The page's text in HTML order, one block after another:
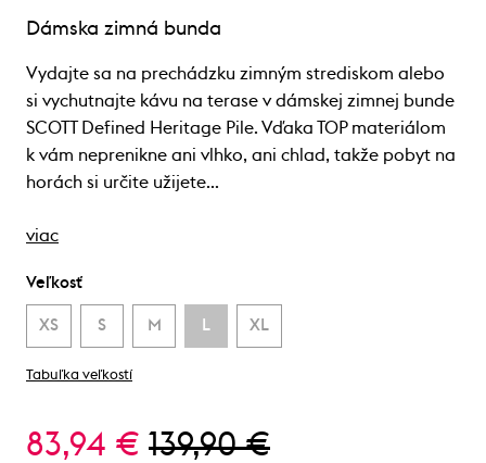
Dámska zimná bunda
Vydajte sa na prechádzku zimným strediskom alebo
si vychutnajte kávu na terase v dámskej zimnej bunde
SCOTT Defined Heritage Pile. Vďaka TOP materiálom
k vám neprenikne ani vlhko, ani chlad, takže pobyt na
horách si určite užijete…
viac
Veľkosť
XS S M L XL
Tabuľka veľkostí
83,94 € 139,90 €